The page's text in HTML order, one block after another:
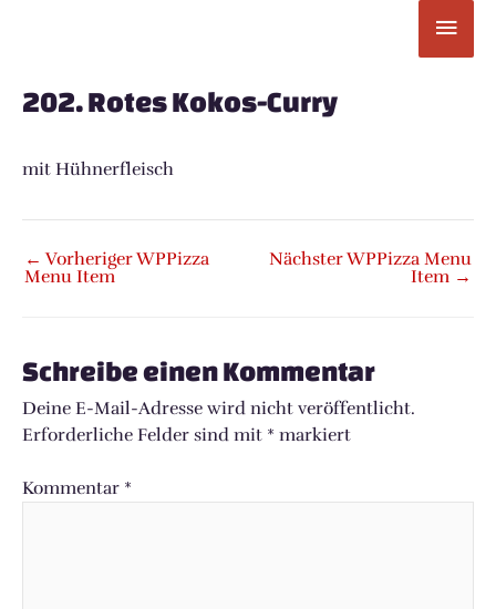
202. Rotes Kokos-Curry
mit Hühnerfleisch
navigation
← Vorheriger WPPizza
Menu Item
Nächster WPPizza Menu
Item →
Schreibe einen Kommentar
Deine E-Mail-Adresse wird nicht veröffentlicht.
Erforderliche Felder sind mit * markiert
Kommentar *